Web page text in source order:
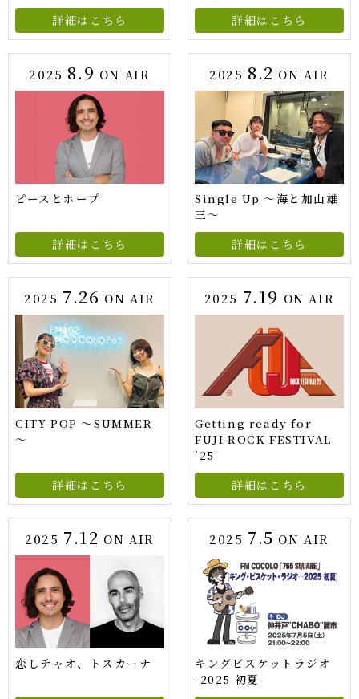
詳細はこちら
詳細はこちら
2025 8.9 ON AIR
ピースとホープ
詳細はこちら
2025 8.2 ON AIR
Single Up 〜海と加山雄
三〜
詳細はこちら
2025 7.26 ON AIR
CITY POP ～SUMMER
～
詳細はこちら
2025 7.19 ON AIR
Getting ready for
FUJI ROCK FESTIVAL
’25
詳細はこちら
2025 7.12 ON AIR
恋しチャオ、トスカーナ
2025 7.5 ON AIR
キングビスケットラジオ
-2025 初夏-